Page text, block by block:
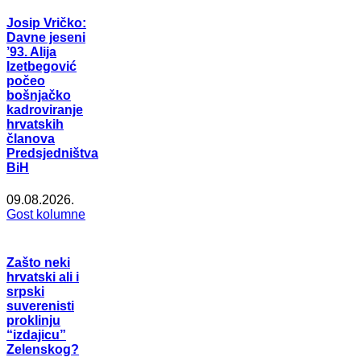
Josip Vričko:
Davne jeseni
’93. Alija
Izetbegović
počeo
bošnjačko
kadroviranje
hrvatskih
članova
Predsjedništva
BiH
09.08.2026.
Gost kolumne
Zašto neki
hrvatski ali i
srpski
suverenisti
proklinju
“izdajicu”
Zelenskog?